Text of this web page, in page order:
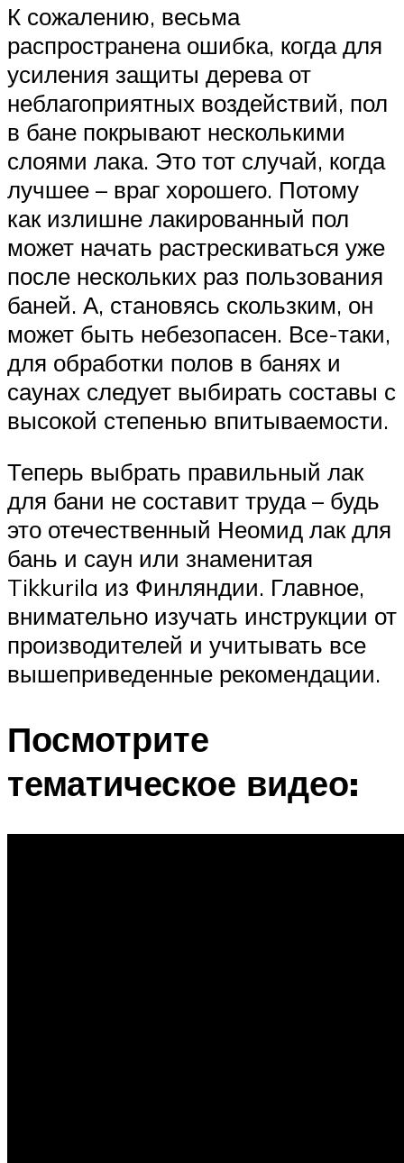
К сожалению, весьма
распространена ошибка, когда для
усиления защиты дерева от
неблагоприятных воздействий, пол
в бане покрывают несколькими
слоями лака. Это тот случай, когда
лучшее – враг хорошего. Потому
как излишне лакированный пол
может начать растрескиваться уже
после нескольких раз пользования
баней. А, становясь скользким, он
может быть небезопасен. Все-таки,
для обработки полов в банях и
саунах следует выбирать составы с
высокой степенью впитываемости.
Теперь выбрать правильный лак
для бани не составит труда – будь
это отечественный Неомид лак для
бань и саун или знаменитая
Tikkurila из Финляндии. Главное,
внимательно изучать инструкции от
производителей и учитывать все
вышеприведенные рекомендации.
Посмотрите
тематическое видео: